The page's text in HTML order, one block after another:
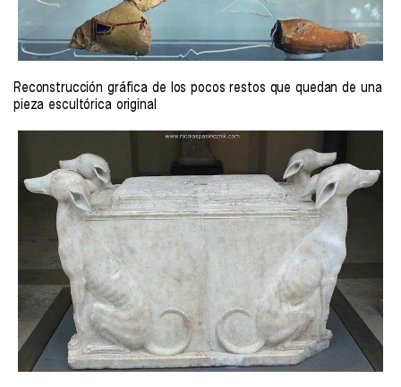
Reconstrucción gráfica de los pocos restos que quedan de una
pieza escultórica original